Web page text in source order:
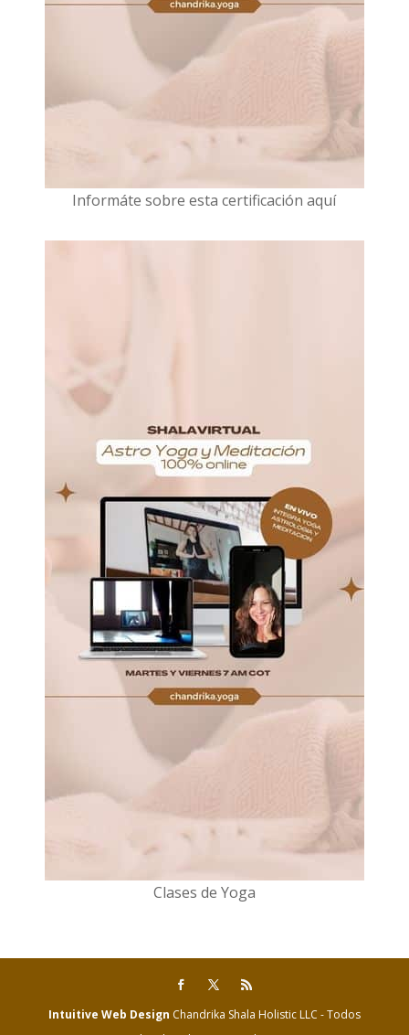
Informáte sobre esta certificación aquí
Clases de Yoga
Intuitive Web Design Chandrika Shala Holistic LLC - Todos